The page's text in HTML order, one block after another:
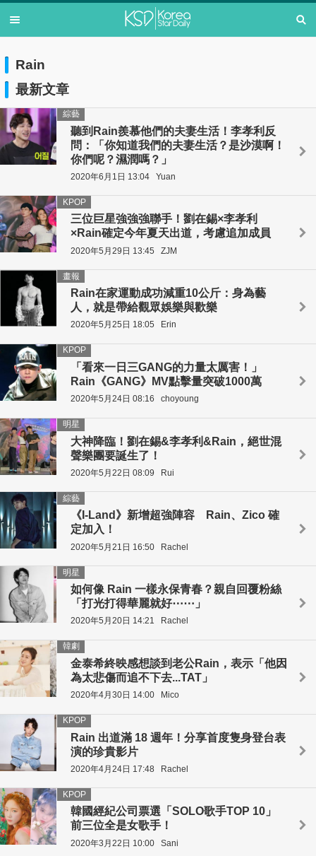
Rain
最新文章
聽到Rain羨慕他們的夫妻生活！李孝利反
問：「你知道我們的夫妻生活？是沙漠啊！
你們呢？濕潤嗎？」
綜藝
2020年6月1日 13:04 Yuan
三位巨星強強強聯手！劉在錫×李孝利
×Rain確定今年夏天出道，考慮追加成員
KPOP
2020年5月29日 13:45 ZJM
Rain在家運動成功減重10公斤：身為藝
人，就是帶給觀眾娛樂與歡樂
畫報
2020年5月25日 18:05 Erin
「看來一日三GANG的力量太厲害！」
Rain《GANG》MV點擊量突破1000萬
KPOP
2020年5月24日 08:16 choyoung
大神降臨！劉在錫&李孝利&Rain，絕世混
聲樂團要誕生了！
明星
2020年5月22日 08:09 Rui
《I-Land》新增超強陣容 Rain、Zico 確
定加入！
綜藝
2020年5月21日 16:50 Rachel
如何像 Rain 一樣永保青春？親自回覆粉絲
「打光打得華麗就好⋯⋯」
明星
2020年5月20日 14:21 Rachel
金泰希終映感想談到老公Rain，表示「他因
為太悲傷而追不下去...TAT」
韓劇
2020年4月30日 14:00 Mico
Rain 出道滿 18 週年！分享首度隻身登台表
演的珍貴影片
KPOP
2020年4月24日 17:48 Rachel
韓國經紀公司票選「SOLO歌手TOP 10」
前三位全是女歌手！
KPOP
2020年3月22日 10:00 Sani